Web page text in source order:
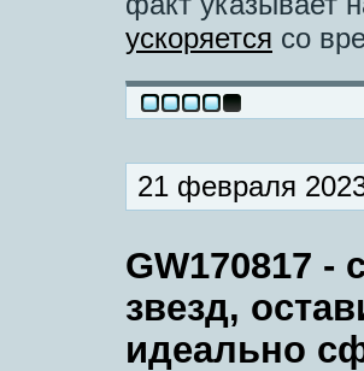
ускоряется со
21 февраля
GW170817 -
звезд,
идеально